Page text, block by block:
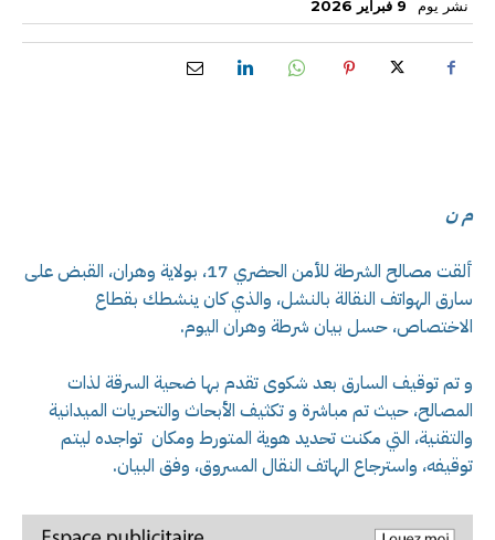
نشر يوم 9 فبراير 2026
م ن
ألقت مصالح الشرطة للأمن الحضري 17، بولاية وهران، القبض على
سارق الهواتف النقالة بالنشل، والذي كان ينشطك بقطاع
الاختصاص، حسل بيان شرطة وهران اليوم.
و تم توقيف السارق بعد شكوى تقدم بها ضحية السرقة لذات
المصالح، حيث تم مباشرة و تكثيف الأبحاث والتحريات الميدانية
والتقنية، التي مكنت تحديد هوية المتورط ومكان تواجده ليتم
توقيفه، واسترجاع الهاتف النقال المسروق، وفق البيان.